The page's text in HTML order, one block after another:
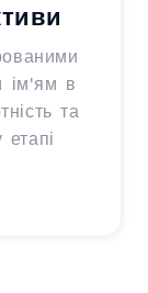
ім'ям в
та